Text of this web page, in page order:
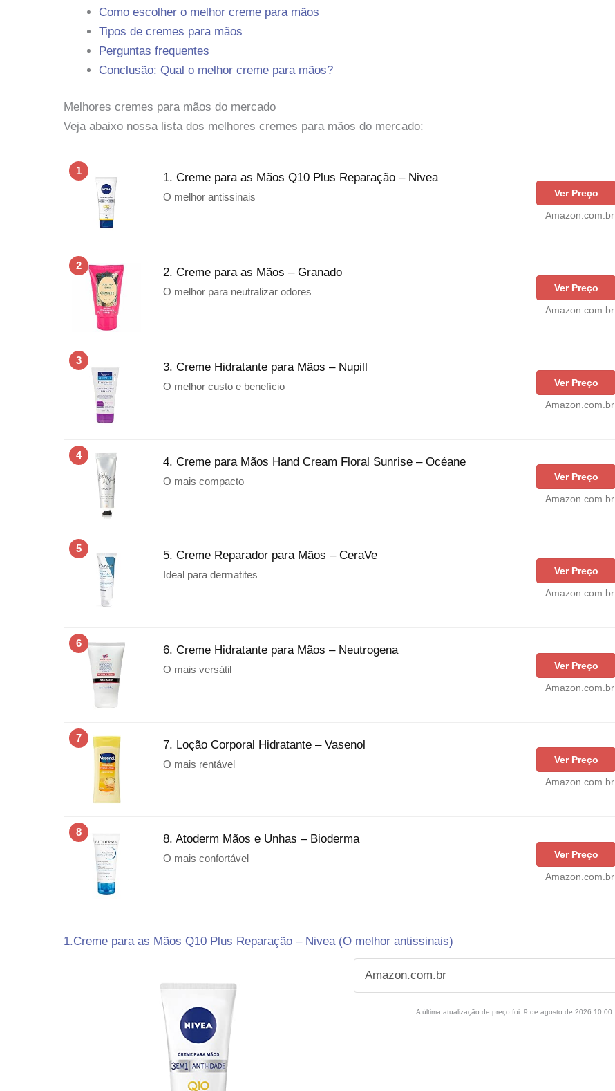
Como escolher o melhor creme para mãos
Tipos de cremes para mãos
Perguntas frequentes
Conclusão: Qual o melhor creme para mãos?
Melhores cremes para mãos do mercado
Veja abaixo nossa lista dos melhores cremes para mãos do mercado:
1
1. Creme para as Mãos Q10 Plus Reparação – Nivea
O melhor antissinais
Ver Preço
Amazon.com.br
2
2. Creme para as Mãos – Granado
O melhor para neutralizar odores
Ver Preço
Amazon.com.br
3
3. Creme Hidratante para Mãos – Nupill
O melhor custo e benefício
Ver Preço
Amazon.com.br
4
4. Creme para Mãos Hand Cream Floral Sunrise – Océane
O mais compacto
Ver Preço
Amazon.com.br
5
5. Creme Reparador para Mãos – CeraVe
Ideal para dermatites
Ver Preço
Amazon.com.br
6
6. Creme Hidratante para Mãos – Neutrogena
O mais versátil
Ver Preço
Amazon.com.br
7
7. Loção Corporal Hidratante – Vasenol
O mais rentável
Ver Preço
Amazon.com.br
8
8. Atoderm Mãos e Unhas – Bioderma
O mais confortável
Ver Preço
Amazon.com.br
1.Creme para as Mãos Q10 Plus Reparação – Nivea (O melhor antissinais)
Amazon.com.br
A última atualização de preço foi: 9 de agosto de 2026 10:00